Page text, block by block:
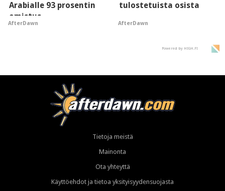
Arabialle 93 prosentin
omistus
AfterDawn
tulostetuista osista
AfterDawn
Powered by HIGH.FI
Tietoja meistä
Mainonta
Ota yhteyttä
Käyttöehdot ja tietoa yksityisyydensuojasta